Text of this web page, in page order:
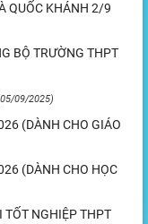
QUỐC KHÁNH 2/9
BỘ TRƯỜNG THPT
09/2025)
(DÀNH CHO GIÁO
(DÀNH CHO HỌC
TỐT NGHIỆP THPT